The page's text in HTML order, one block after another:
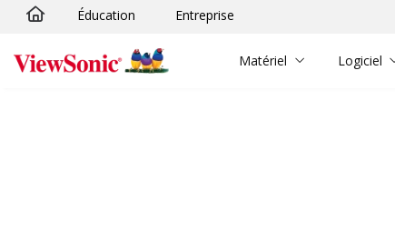
Passer au contenu principal
Éducation Entreprise
Matériel Logiciel